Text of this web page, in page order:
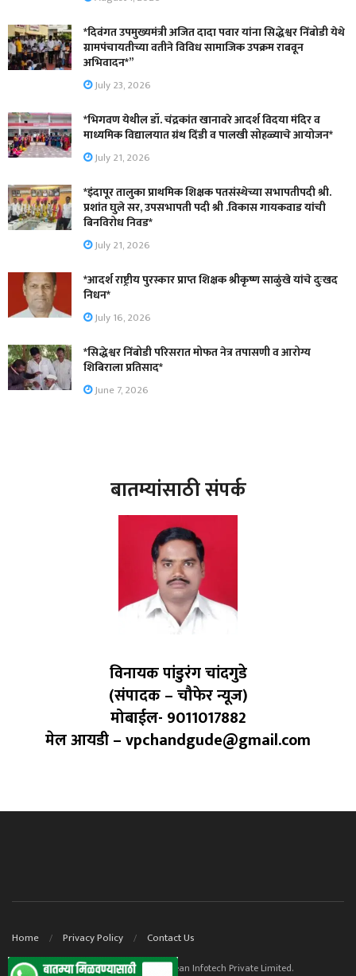
*दिवंगत उपमुख्यमंत्री अजित दादा पवार यांना सिद्धेश्वर निंबोडी येथे
ग्रामपंचायतीच्या वतीने विविध सामाजिक उपक्रम राबवून
अभिवादन*”
July 23, 2026
*भिगवण येथील डॉ. चंद्रकांत खानावरे आदर्श विदया मंदिर व
माध्यमिक विद्यालयात ग्रंथ दिंडी व पालखी सोहळ्याचे आयोजन*
July 21, 2026
*इंदापूर तालुका प्राथमिक शिक्षक पतसंस्थेच्या सभापतीपदी श्री.
प्रशांत घुले सर, उपसभापती पदी श्री .विकास गायकवाड यांची
बिनविरोध निवड*
July 21, 2026
*आदर्श राष्ट्रीय पुरस्कार प्राप्त शिक्षक श्रीकृष्ण साळुंखे यांचे दुःखद
निधन*
July 16, 2026
*सिद्धेश्वर निंबोडी परिसरात मोफत नेत्र तपासणी व आरोग्य
शिबिराला प्रतिसाद*
June 7, 2026
बातम्यांसाठी संपर्क
विनायक पांडुरंग चांदगुडे
(संपादक – चौफेर न्यूज)
मोबाईल- 9011017882
मेल आयडी – vpchandgude@gmail.com
Home Privacy Policy Contact Us
© 2023. Website powered by ContentOcean Infotech Private Limited.